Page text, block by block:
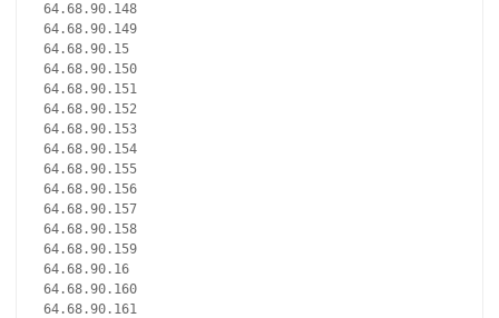
64.68.90.148
64.68.90.149
64.68.90.15
64.68.90.150
64.68.90.151
64.68.90.152
64.68.90.153
64.68.90.154
64.68.90.155
64.68.90.156
64.68.90.157
64.68.90.158
64.68.90.159
64.68.90.16
64.68.90.160
64.68.90.161